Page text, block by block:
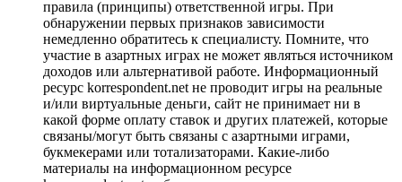
правила (принципы) ответственной игры. При
обнаружении первых признаков зависимости
немедленно обратитесь к специалисту. Помните, что
участие в азартных играх не может являться источником
доходов или альтернативой работе. Информационный
ресурс korrespondent.net не проводит игры на реальные
и/или виртуальные деньги, сайт не принимает ни в
какой форме оплату ставок и других платежей, которые
связаны/могут быть связаны с азартными играми,
букмекерами или тотализаторами. Какие-либо
материалы на информационном ресурсе